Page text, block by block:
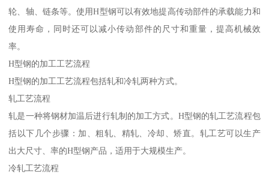
轮、轴、链条等。使用H型钢可以有效地提高传动部件的承载能力和
使用寿命，同时还可以减小传动部件的尺寸和重量，提高机械效
率。
H型钢的加工工艺流程
H型钢的加工工艺流程包括轧和冷轧两种方式。
轧工艺流程
轧是一种将钢材加温后进行轧制的加工方式。H型钢的轧工艺流程包
括以下几个步骤：加、粗轧、精轧、冷却、矫直。轧工艺可以生产
出大尺寸、率的H型钢产品，适用于大规模生产。
冷轧工艺流程